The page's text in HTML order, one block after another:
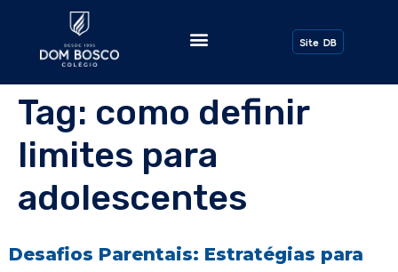
Site DB
Tag: como definir
limites para
adolescentes
Desafios Parentais: Estratégias para